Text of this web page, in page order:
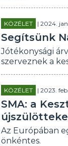
KÖZÉLET | 2024.
Segítsünk
Jótékonysági
szerveznek a
KÖZÉLET | 2023.
SMA: a
Az Európában
önkéntes.